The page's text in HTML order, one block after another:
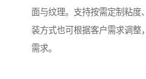
面与纹理。支持按需定制粘度
装方式也可根据客户需求调整
需求。